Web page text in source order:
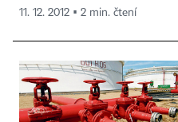
11. 12. 2012 ▪ 2 min. čtení